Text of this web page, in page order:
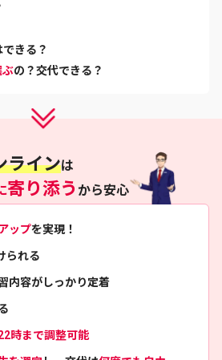
できる？
ぶの？交代できる？
ラインは
寄り添う から安心
ップを実現！
られる
内容がしっかり定着
時まで調整可能